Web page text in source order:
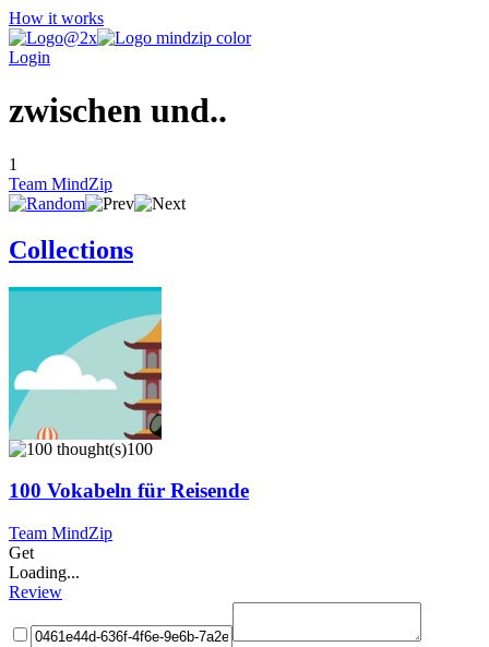
How it works
Login
zwischen und..
1
Team MindZip
Collections
100
100 Vokabeln für Reisende
Team MindZip
Get
Loading...
Review